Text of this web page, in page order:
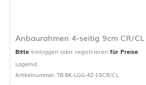
Anbaurahmen 4-seitig 9cm CR/CL
Bitte einloggen oder registrieren für Preise
Lagernd
Artikelnummer: TB-BK-LGG-4Z-10CR/CL